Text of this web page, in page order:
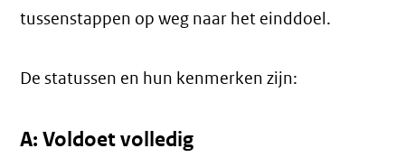
tussenstappen op weg naar het einddoel.
De statussen en hun kenmerken zijn:
A: Voldoet volledig